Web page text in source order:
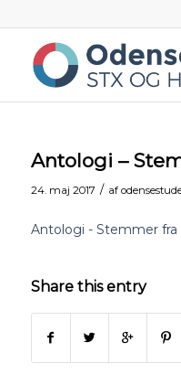
Antologi –
24. maj 2017 / af
Antologi - Stemmer fra
Share this entry